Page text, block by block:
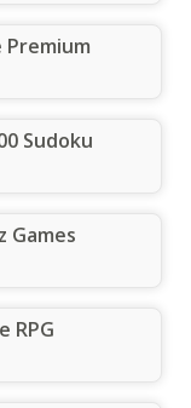
Sudoku
Games
RPG